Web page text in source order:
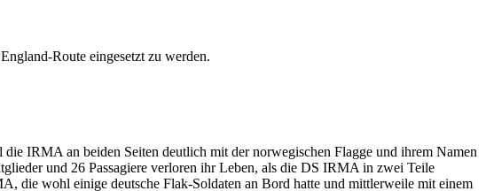
Route eingesetzt zu werden.
IRMA an beiden Seiten deutlich mit der norwegischen Flagge und ihrem Namen
und 26 Passagiere verloren ihr Leben, als die DS IRMA in zwei Teile
die wohl einige deutsche Flak-Soldaten an Bord hatte und mittlerweile mit einem